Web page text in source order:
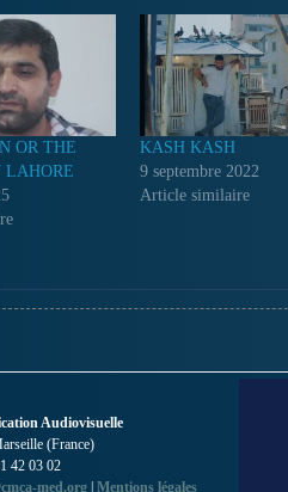
OR THE
LAHORE
KASH KASH
9 septembre 2022
Article similaire
Audiovisuelle
(France)
42 03 02
med.org | Mentions légales